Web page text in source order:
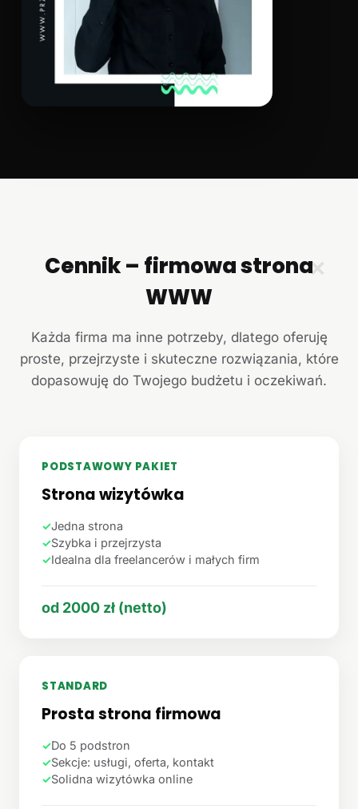
✕
Cennik – firmowa strona
WWW
Każda firma ma inne potrzeby, dlatego oferuję
proste, przejrzyste i skuteczne rozwiązania, które
dopasowuję do Twojego budżetu i oczekiwań.
PODSTAWOWY PAKIET
Strona wizytówka
✓Jedna strona
✓Szybka i przejrzysta
✓Idealna dla freelancerów i małych firm
od 2000 zł (netto)
STANDARD
Prosta strona firmowa
✓Do 5 podstron
✓Sekcje: usługi, oferta, kontakt
✓Solidna wizytówka online